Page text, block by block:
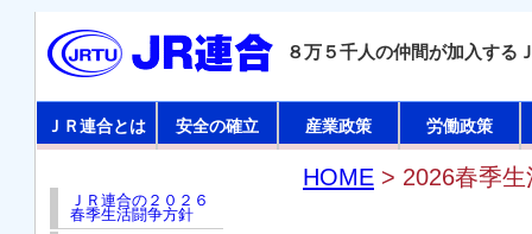
８万５千人の仲間が加入する
ＪＲ連合とは 安全の確立 産業政策 労働政策
ＪＲ連合の２０２６
春季生活闘争方針
HOME > 2026春季